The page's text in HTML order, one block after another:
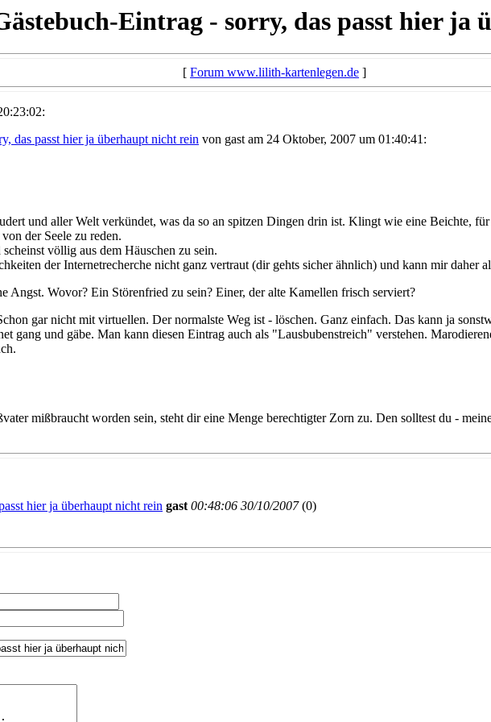
Eintrag - sorry, das passt hier ja
[ Forum www.lilith-kartenlegen.de ]
das passt hier ja überhaupt nicht rein von gast am 24 Oktober, 2007 um 01:40:41:
und aller Welt verkündet, was da so an spitzen Dingen drin ist. Klingt wie eine Beichte,
der Seele zu reden.
völlig aus dem Häuschen zu sein.
der Internetrecherche nicht ganz vertraut (dir gehts sicher ähnlich) und kann mir daher
Angst. Wovor? Ein Störenfried zu sein? Einer, der alte Kamellen frisch serviert?
gar nicht mit virtuellen. Der normalste Weg ist - löschen. Ganz einfach. Das kann ja
gang und gäbe. Man kann diesen Eintrag auch als "Lausbubenstreich" verstehen.
mißbraucht worden sein, steht dir eine Menge berechtigter Zorn zu. Den solltest du -
hier ja überhaupt nicht rein gast 00:48:06 30/10/2007(0)